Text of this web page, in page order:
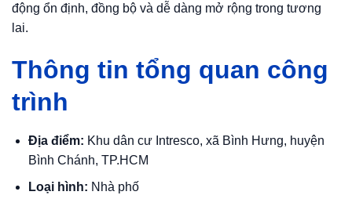
động ổn định, đồng bộ và dễ dàng mở rộng trong tương
lai.
Thông tin tổng quan công
trình
Địa điểm: Khu dân cư Intresco, xã Bình Hưng, huyện
Bình Chánh, TP.HCM
Loại hình: Nhà phố